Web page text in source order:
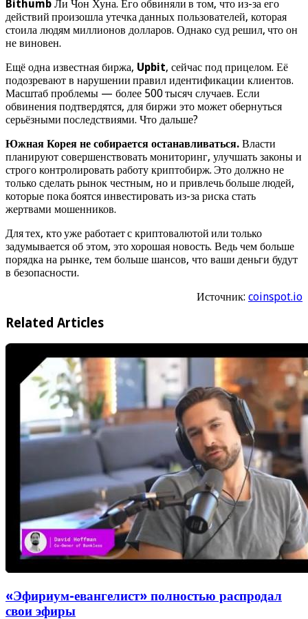
Bithumb Ли Чон Хуна. Его обвиняли в том, что из-за его
действий произошла утечка данных пользователей, которая
стоила людям миллионов долларов. Однако суд решил, что он
не виновен.
Ещё одна известная биржа, Upbit, сейчас под прицелом. Её
подозревают в нарушении правил идентификации клиентов.
Масштаб проблемы — более 500 тысяч случаев. Если
обвинения подтвердятся, для биржи это может обернуться
серьёзными последствиями. Что дальше?
Южная Корея не собирается останавливаться. Власти
планируют совершенствовать мониторинг, улучшать законы и
строго контролировать работу криптобирж. Это должно не
только сделать рынок честным, но и привлечь больше людей,
которые пока боятся инвестировать из-за риска стать
жертвами мошенников.
Для тех, кто уже работает с криптовалютой или только
задумывается об этом, это хорошая новость. Ведь чем больше
порядка на рынке, тем больше шансов, что ваши деньги будут
в безопасности.
Источник: coinspot.io
Related Articles
«Эфириум-евангелист» полностью распродал
свои эфиры